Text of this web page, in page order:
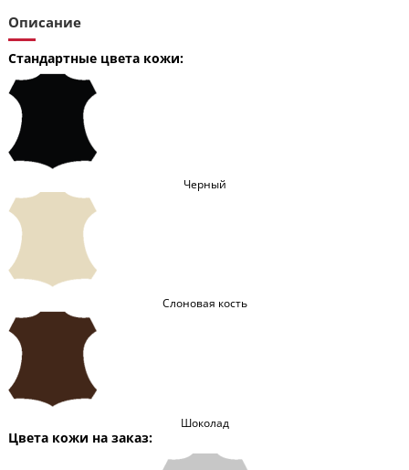
Описание
Стандартные цвета кожи:
Черный
Слоновая кость
Шоколад
Цвета кожи на заказ: